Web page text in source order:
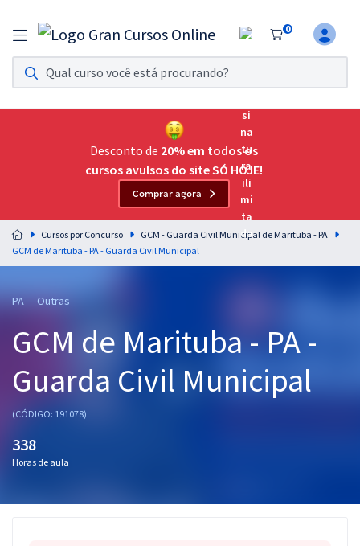
0
Assinatura Ilimitada 11
Acesso a todos os cursos. Teste grátis por 7 dias!
Assinatura OAB Até Passar
Acesso ilimitado a toda preparação para o Exame da
Residências Multiprofissionais
Preparação completa e intensiva para as principais
residências em saúde do Brasil
Cursos 20% OFF
Pós
Graduação
OAB
Desconto de 20% em todos os
cursos avulsos do site SÓ HOJE!
Comprar agora
Cursos por Concurso
GCM - Guarda Civil Municipal de Marituba - PA
GCM de Marituba - PA - Guarda Civil Municipal
PA - Outras
GCM de Marituba - PA -
Guarda Civil Municipal
(CÓDIGO: 191078)
338
Horas de aula